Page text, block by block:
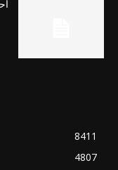
8411
4807